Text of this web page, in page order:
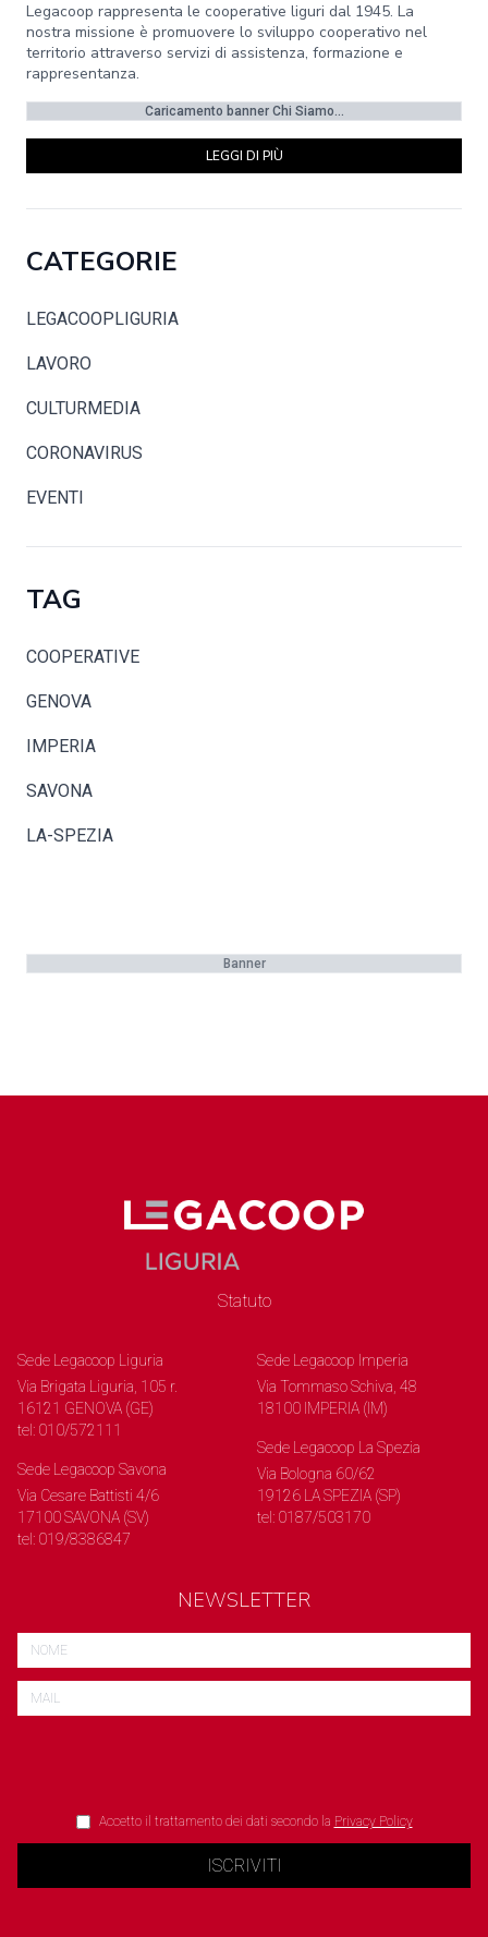
Legacoop rappresenta le cooperative liguri dal 1945. La
nostra missione è promuovere lo sviluppo cooperativo nel
territorio attraverso servizi di assistenza, formazione e
rappresentanza.
Caricamento banner Chi Siamo...
LEGGI DI PIÙ
CATEGORIE
LEGACOOPLIGURIA
LAVORO
CULTURMEDIA
CORONAVIRUS
EVENTI
TAG
COOPERATIVE
GENOVA
IMPERIA
SAVONA
LA-SPEZIA
Banner
Statuto
Sede Legacoop Liguria
Via Brigata Liguria, 105 r.
16121 GENOVA (GE)
tel: 010/572111
Sede Legacoop Savona
Via Cesare Battisti 4/6
17100 SAVONA (SV)
tel: 019/8386847
Sede Legacoop Imperia
Via Tommaso Schiva, 48
18100 IMPERIA (IM)
Sede Legacoop La Spezia
Via Bologna 60/62
19126 LA SPEZIA (SP)
tel: 0187/503170
NEWSLETTER
Accetto il trattamento dei dati secondo la Privacy Policy
ISCRIVITI